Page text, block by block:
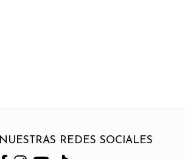
NUESTRAS REDES SOCIALES